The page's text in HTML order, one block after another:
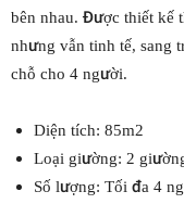
bên nhau. Được thiết kế
nhưng vẫn tinh tế, sang
chỗ cho 4 người.
Diện tích: 85m2
Loại giường: 2
Số lượng: Tối đa 4